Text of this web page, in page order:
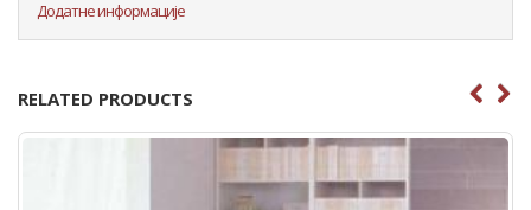
Додатне информације
RELATED PRODUCTS